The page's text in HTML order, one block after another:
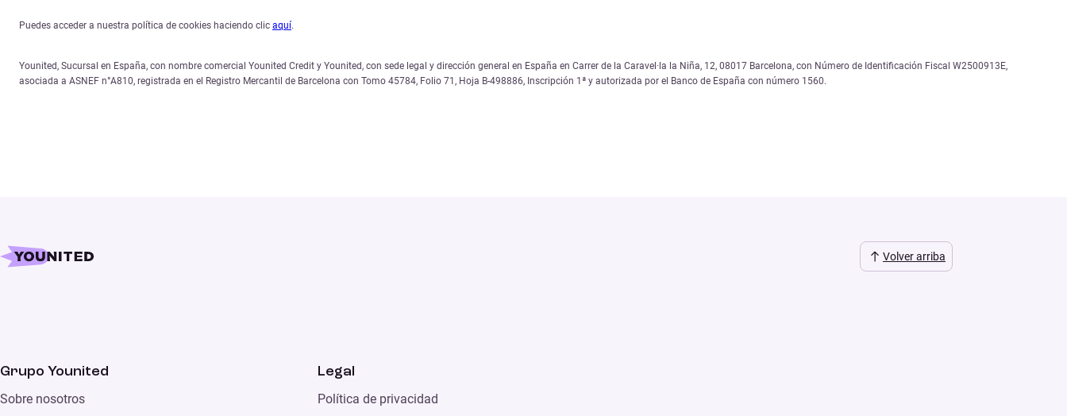
Puedes acceder a nuestra política de cookies haciendo clic aquí.
Younited, Sucursal en España, con nombre comercial Younited Credit y Younited, con sede legal y dirección general en España en Carrer de la Caravel·la la Niña, 12, 08017 Barcelona, con Número de Identificación Fiscal W2500913E,
asociada a ASNEF n°A810, registrada en el Registro Mercantil de Barcelona con Tomo 45784, Folio 71, Hoja B-498886, Inscripción 1ª y autorizada por el Banco de España con número 1560.
Volver arriba
Grupo Younited
Sobre nosotros
Legal
Política de privacidad